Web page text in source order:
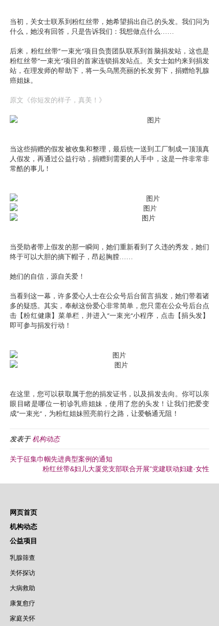
当初，关女士联系到粉红丝带，她希望捐出自己的头发。我们问为
什么，她没有回答，只是告诉我们：我想做点什么……
后来，粉红丝带“一束光”项目负责团队联系到首脑捐发站，这也是
粉红丝带“一束光”项目的首家连锁捐发站点。关女士如约来到捐发
站，在理发师的帮助下，将一头乌黑亮丽的长发剪下，捐赠给乳腺
癌姐妹。
原文《你短发的样子，真美！》
当这些捐赠的假发被收集和整理，最后统一送到工厂制成一顶顶真
人假发，再通过公益行动，捐赠到需要的人手中，这是一件非常非
常酷的事儿！
当受助者带上假发的那一瞬间，她们重新看到了久违的秀发，她们
终于可以大胆的摘下帽子，昂起胸膛……
她们的自信，源自关爱！
当看到这一幕，许多爱心人士在公众号后台留言捐发，她们带着诸
多的疑惑。其实，奉献这份爱心非常简单，您只需在公众号后台点
击【粉红健康】菜单栏，并进入“一束光”小程序，点击【捐头发】
即可参与捐发行动！
在这里，您可以获取属于您的捐发证书，以及捐发去向。你可以亲
眼目睹是哪位一初诊乳癌姐妹，使用了您的头发！让我们把爱变
成“一束光”，为粉红姐妹照亮前行之路，让爱畅通无阻！
发表于机构动态
关于征集巾帼先进典型案例的通知
粉红丝带&妇儿大厦党支部联合开展“党建联动妇建·女性
网页首页
机构动态
公益项目
乳腺筛查
关怀探访
大病救助
康复愈疗
家庭关怀